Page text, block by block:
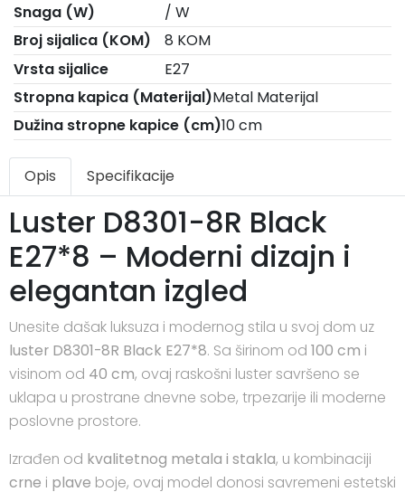
Snaga (W)
/ W
Broj sijalica (KOM)
8 KOM
Vrsta sijalice
E27
Stropna kapica (Materijal)Metal Materijal
Dužina stropne kapice (cm)10 cm
Opis Specifikacije
Luster D8301-8R Black
E27*8 – Moderni dizajn i
elegantan izgled
Unesite dašak luksuza i modernog stila u svoj dom uz
luster D8301-8R Black E27*8. Sa širinom od 100 cm i
visinom od 40 cm, ovaj raskošni luster savršeno se
uklapa u prostrane dnevne sobe, trpezarije ili moderne
poslovne prostore.
Izrađen od kvalitetnog metala i stakla, u kombinaciji
crne i plave boje, ovaj model donosi savremeni estetski